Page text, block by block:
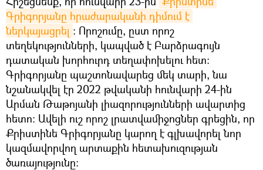
Գրիգորյանը հրաժարականի դիմում է
ներկայացրել ։ Որոշումը, ըստ որոշ
տեղեկությունների, կապված է Բարձրագույն
դատական խորհուրդ տեղափոխելու հետ։
Գրիգորյանը պաշտոնավարեց մեկ տարի, նա
նշանակվել էր 2022 թվականի հունվարի 24-ին
Արման Թաթոյանի լիազորությունների ավարտից
հետո։ Ավելի ուշ որոշ լրատվամիջոցներ գրեցին, որ
Քրիստինե Գրիգորյանը կարող է գլխավորել նոր
կազմավորվող արտաքին հետախուզության
ծառայությունը։